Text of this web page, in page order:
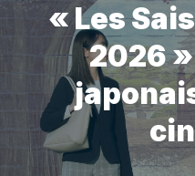
« Les
2026